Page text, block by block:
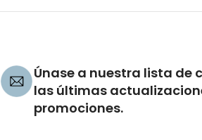
Únase a nuestra lista de
las últimas
promociones.